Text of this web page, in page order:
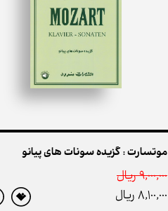
موتسارت : گزیده سونات های پیانو
9,000,000 ريال
8,100,000 ريال